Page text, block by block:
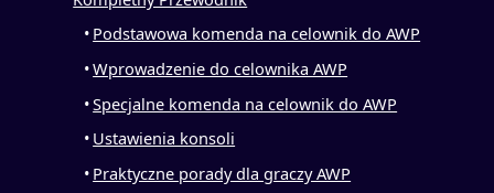
Podstawowa komenda na celownik do AWP
Wprowadzenie do celownika AWP
Specjalne komenda na celownik do AWP
Ustawienia konsoli
Praktyczne porady dla graczy AWP